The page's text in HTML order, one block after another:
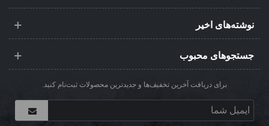
نوشته‌های اخیر
جستجوهای محبوب
برای دریافت آخرین تخفیف‌ها و جدیدترین محصولات ثبت‌نام کنید.